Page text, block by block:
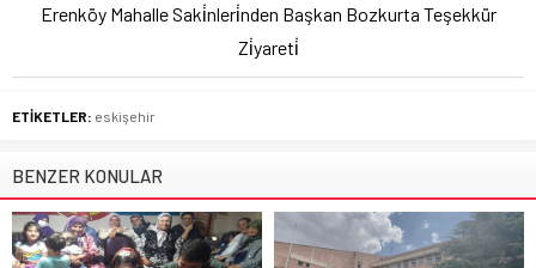
Erenköy Mahalle Saki̇nleri̇nden Başkan Bozkurta Teşekkür
Zi̇yareti̇
ETİKETLER: eskişehir
BENZER KONULAR